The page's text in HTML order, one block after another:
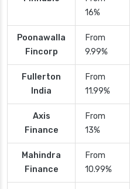
16%
Poonawalla
Fincorp
From
9.99%
Fullerton
India
From
11.99%
Axis
Finance
From
13%
Mahindra
Finance
From
10.99%